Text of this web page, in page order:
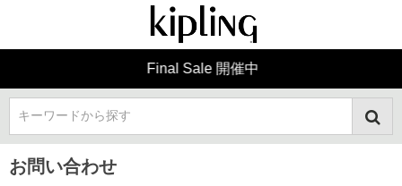
Final Sale 開催中
キーワードから探す
お問い合わせ